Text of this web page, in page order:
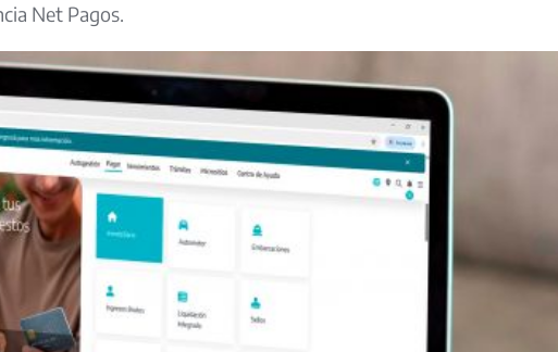
Net Pagos.